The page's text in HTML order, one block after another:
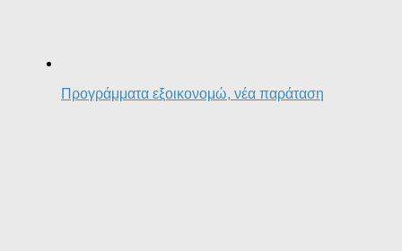
Προγράμματα εξοικονομώ, νέα παράταση